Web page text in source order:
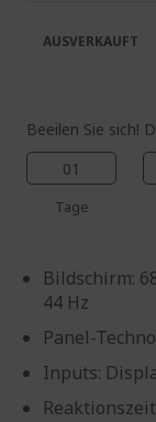
Beeilen Sie sich!
01
Tage
Bildschirm:
44 Hz
Panel-
Inputs:
AUSVERKAUFT